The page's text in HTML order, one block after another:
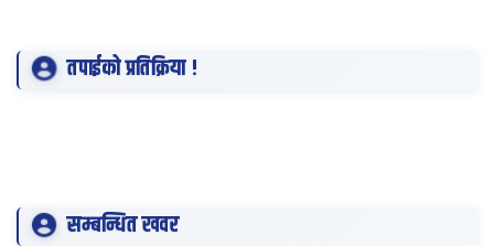
तपाईको प्रतिक्रिया !
सम्बन्धित खवर